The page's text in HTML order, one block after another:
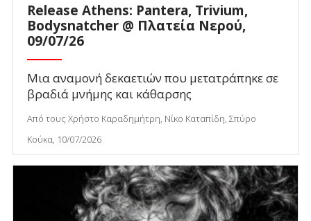
Release Athens: Pantera, Trivium,
Bodysnatcher @ Πλατεία Νερού,
09/07/26
Μια αναμονή δεκαετιών που μετατράπηκε σε
βραδιά μνήμης και κάθαρσης
Από τους Χρήστο Καραδημήτρη, Νίκο Καταπίδη, Σπύρο
Κούκα, 10/07/2026